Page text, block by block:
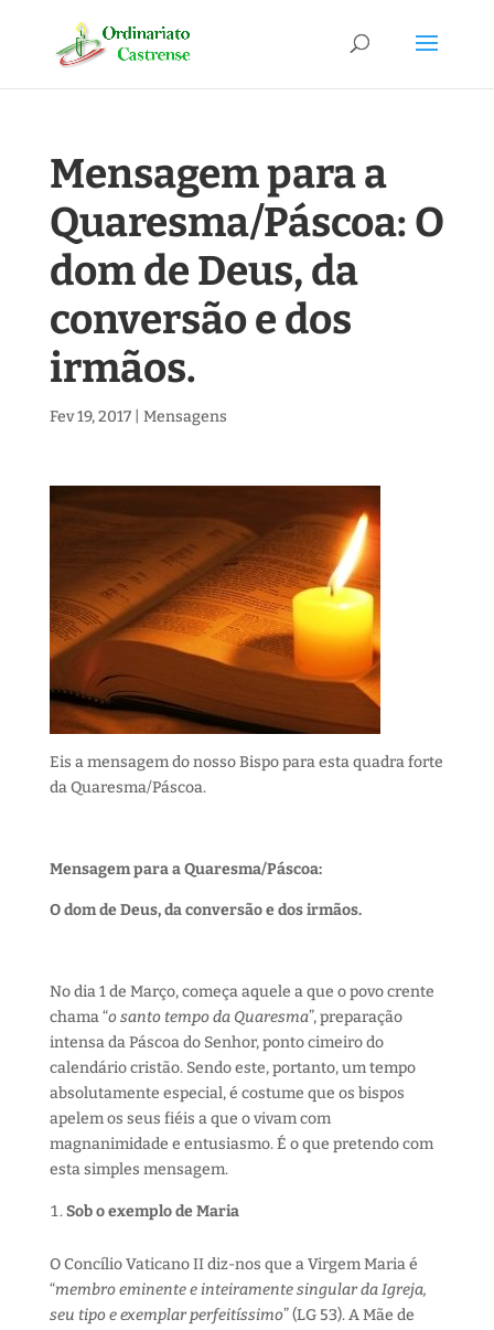
Mensagem para a
Quaresma/Páscoa: O
dom de Deus, da
conversão e dos
irmãos.
Fev 19, 2017| Mensagens
Eis a mensagem do nosso Bispo para esta quadra forte
da Quaresma/Páscoa.
Mensagem para a Quaresma/Páscoa:
O dom de Deus, da conversão e dos irmãos.
No dia 1 de Março, começa aquele a que o povo crente
chama “o santo tempo da Quaresma”, preparação
intensa da Páscoa do Senhor, ponto cimeiro do
calendário cristão. Sendo este, portanto, um tempo
absolutamente especial, é costume que os bispos
apelem os seus fiéis a que o vivam com
magnanimidade e entusiasmo. É o que pretendo com
esta simples mensagem.
Sob o exemplo de Maria
O Concílio Vaticano II diz-nos que a Virgem Maria é
“membro eminente e inteiramente singular da Igreja,
seu tipo e exemplar perfeitíssimo” (LG 53). A Mãe de